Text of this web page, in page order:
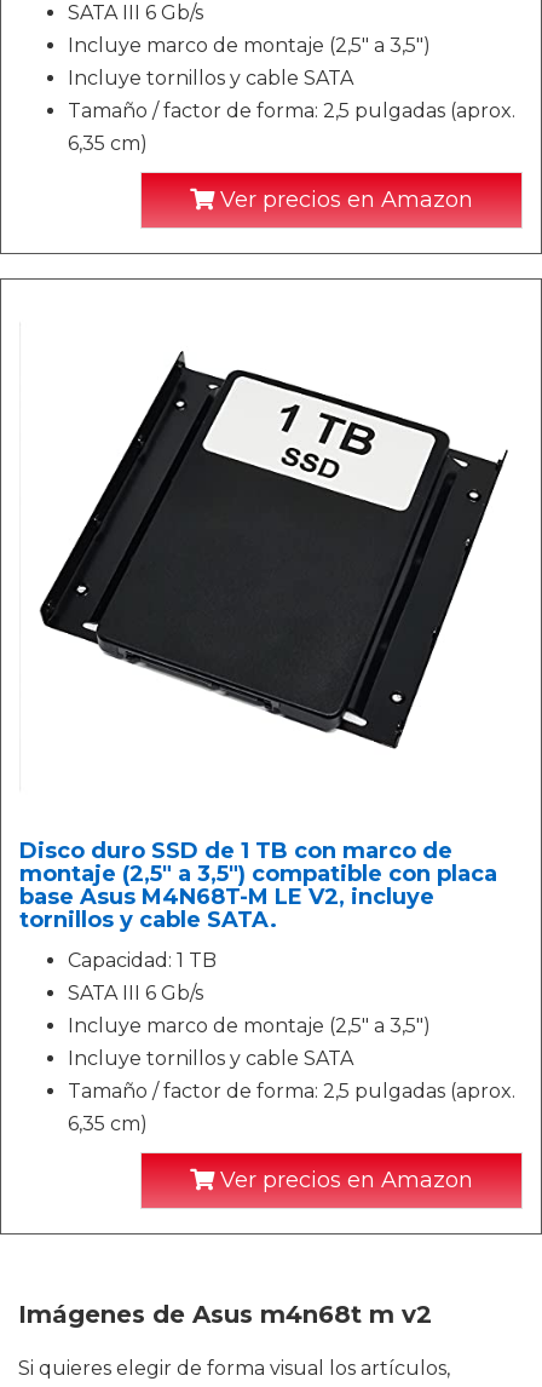
SATA III 6 Gb/s
Incluye marco de montaje (2,5" a 3,5")
Incluye tornillos y cable SATA
Tamaño / factor de forma: 2,5 pulgadas (aprox.
6,35 cm)
Ver precios en Amazon
Disco duro SSD de 1 TB con marco de
montaje (2,5" a 3,5") compatible con placa
base Asus M4N68T-M LE V2, incluye
tornillos y cable SATA.
Capacidad: 1 TB
SATA III 6 Gb/s
Incluye marco de montaje (2,5" a 3,5")
Incluye tornillos y cable SATA
Tamaño / factor de forma: 2,5 pulgadas (aprox.
6,35 cm)
Ver precios en Amazon
Imágenes de Asus m4n68t m v2
Si quieres elegir de forma visual los artículos,